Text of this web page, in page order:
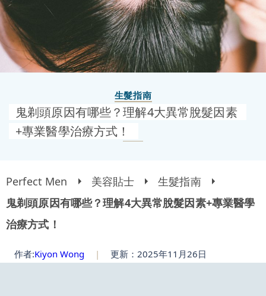
生髮指南
鬼剃頭原因有哪些？理解4大異常脫髮因素
+專業醫學治療方式！
Perfect Men 美容貼士
生髮指南
鬼剃頭原因有哪些？理解4大異常脫髮因素+專業醫學
治療方式！
作者:Kiyon Wong | 更新：2025年11月26日